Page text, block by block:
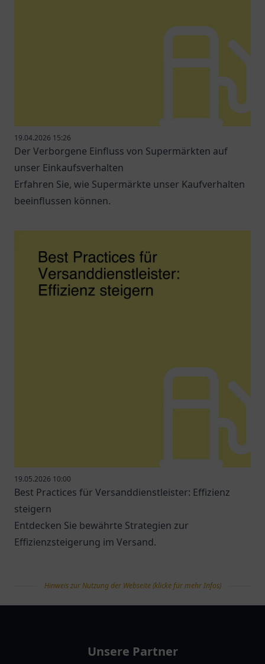
19.04.2026 15:26
Der Verborgene Einfluss von Supermärkten auf
unser Einkaufsverhalten
Erfahren Sie, wie Supermärkte unser Kaufverhalten
beeinflussen können.
19.05.2026 10:00
Best Practices für Versanddienstleister: Effizienz
steigern
Entdecken Sie bewährte Strategien zur
Effizienzsteigerung im Versand.
Hinweis zur Nutzung der Webseite (klicke für mehr Infos)
Unsere Partner